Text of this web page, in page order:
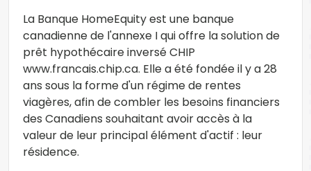
La Banque HomeEquity est une banque
canadienne de l'annexe I qui offre la solution de
prêt hypothécaire inversé CHIP
www.francais.chip.ca. Elle a été fondée il y a 28
ans sous la forme d'un régime de rentes
viagères, afin de combler les besoins financiers
des Canadiens souhaitant avoir accès à la
valeur de leur principal élément d'actif : leur
résidence.